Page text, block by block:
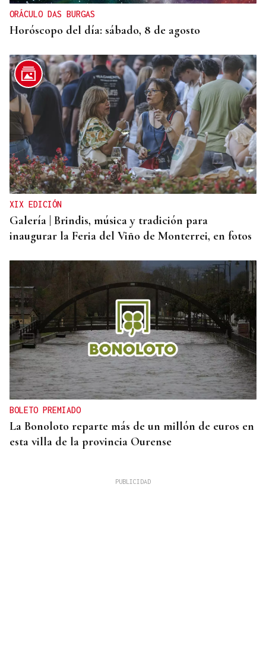
ORÁCULO DAS BURGAS
Horóscopo del día: sábado, 8 de agosto
XIX EDICIÓN
Galería | Brindis, música y tradición para
inaugurar la Feria del Viño de Monterrei, en fotos
BOLETO PREMIADO
La Bonoloto reparte más de un millón de euros en
esta villa de la provincia Ourense